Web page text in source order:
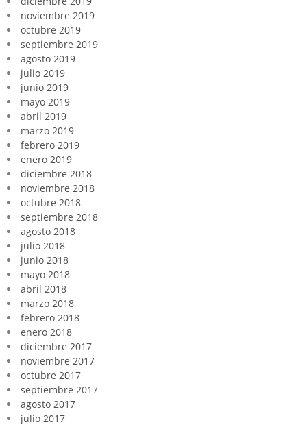
noviembre 2019
octubre 2019
septiembre 2019
agosto 2019
julio 2019
junio 2019
mayo 2019
abril 2019
marzo 2019
febrero 2019
enero 2019
diciembre 2018
noviembre 2018
octubre 2018
septiembre 2018
agosto 2018
julio 2018
junio 2018
mayo 2018
abril 2018
marzo 2018
febrero 2018
enero 2018
diciembre 2017
noviembre 2017
octubre 2017
septiembre 2017
agosto 2017
julio 2017